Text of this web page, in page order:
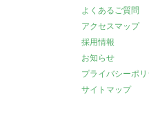
よくあるご質問
アクセスマップ
採用情報
お知らせ
プライバシーポ
サイトマップ